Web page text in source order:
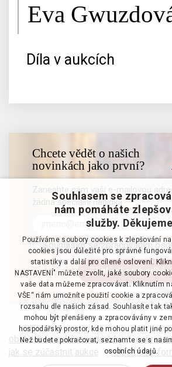
Eva
Díla v aukcích
Chcete vědět o našich
novinkách jako první?
Zanechte nám vaši e-mailovou
žádná speciální nabídka
Souhlasím se zpracováním
obchodní a aukční podmínky · ochrana
jak se zúčastnit aukce · reklamační
Souhlasem se
nám pomáháte
služby.
Používáme soubory cookies k zlepšování
cookies jsou důležité pro správné
statistiky a další pro cílené oslovení.
NASTAVENÍ" můžete zvolit, jaké soubory
vaše data můžeme zpracovávat. Kliknutím
VŠE“ nám umožníte použití cookie a
rozsahu dle našich zásad. Souhlasíte tak
mohou být přenášeny a zpracovávány v
hospodářský prostor, kde mohou platit jiné
Než budete pokračovat, seznamte se s
osobních údajů.